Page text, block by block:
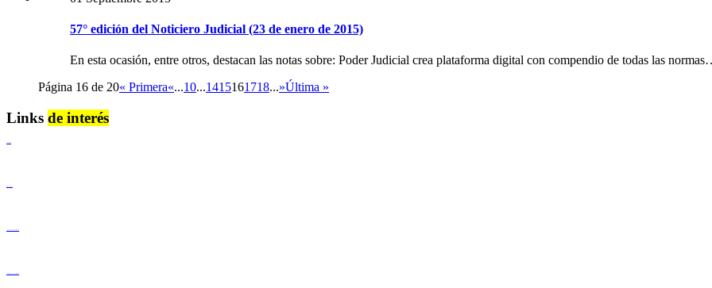
57° edición del Noticiero Judicial (23 de enero de 2015)
En esta ocasión, entre otros, destacan las notas sobre: Poder Judicial crea plataforma digital con compendio de todas las
Página 16 de 20« Primera«...10...1415161718...»Última »
Links de interés